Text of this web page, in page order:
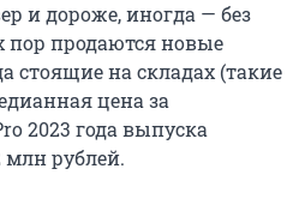
и дороже, иногда — без
пор продаются новые
стоящие на складах (такие
цена за
2023 года выпуска
млн рублей.